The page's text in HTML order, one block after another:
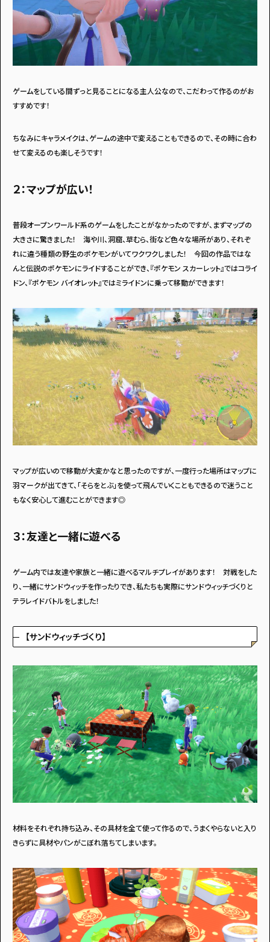
ゲームをしている間ずっと見ることになる主人公なので、こだわって作るのがお
すすめです！
ちなみにキャラメイクは、ゲームの途中で変えることもできるので、その時に合わ
せて変えるのも楽しそうです！
２：マップが広い！
普段オープンワールド系のゲームをしたことがなかったのですが、まずマップの
大きさに驚きました！ 海や川、洞窟、草むら、街など色々な場所があり、それぞ
れに違う種類の野生のポケモンがいてワクワクしました！ 今回の作品ではな
んと伝説のポケモンにライドすることができ、『ポケモン スカーレット』ではコライ
ドン、『ポケモン バイオレット』ではミライドンに乗って移動ができます！
マップが広いので移動が大変かなと思ったのですが、一度行った場所はマップに
羽マークが出てきて、「そらをとぶ」を使って飛んでいくこともできるので迷うこと
もなく安心して進むことができます◎
３：友達と一緒に遊べる
ゲーム内では友達や家族と一緒に遊べるマルチプレイがあります！ 対戦をした
り、一緒にサンドウィッチを作ったりでき、私たちも実際にサンドウィッチづくりと
テラレイドバトルをしました！
【サンドウィッチづくり】
材料をそれぞれ持ち込み、その具材を全て使って作るので、うまくやらないと入り
きらずに具材やパンがこぼれ落ちてしまいます。